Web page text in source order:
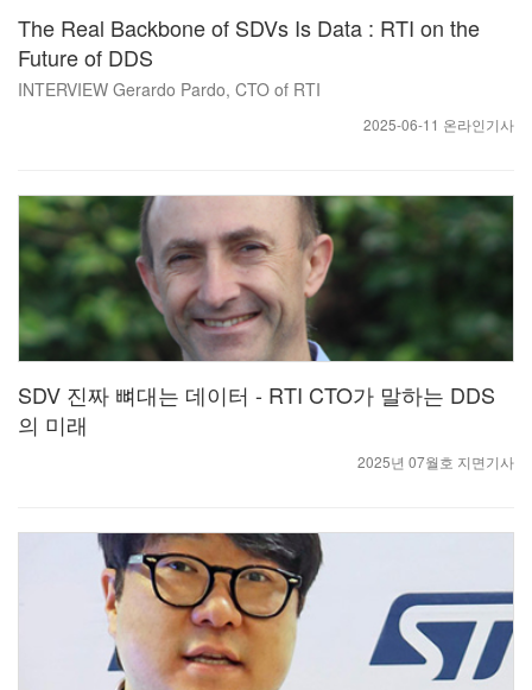
The Real Backbone of SDVs Is Data : RTI on the
Future of DDS
INTERVIEW Gerardo Pardo, CTO of RTI
2025-06-11 온라인기사
SDV 진짜 뼈대는 데이터 - RTI CTO가 말하는 DDS
의 미래
2025년 07월호 지면기사